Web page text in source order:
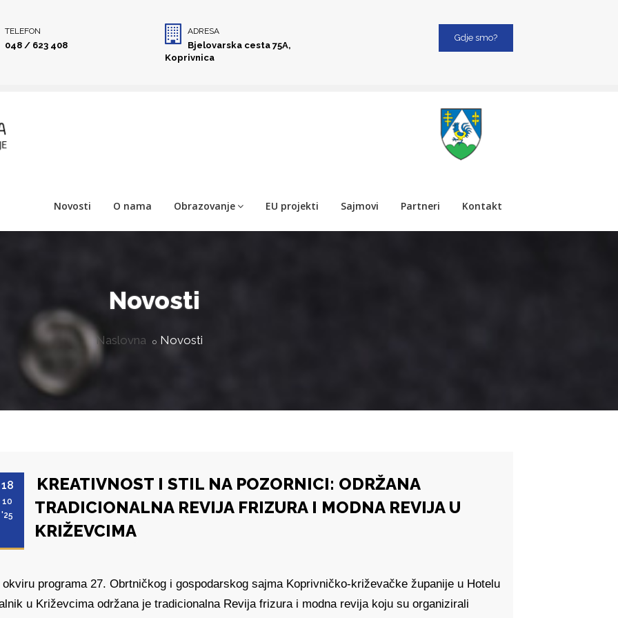
TELEFON
048 / 623 408
ADRESA
Bjelovarska cesta 75A,
Koprivnica
Gdje smo?
Novosti O nama Obrazovanje EU projekti Sajmovi Partneri Kontakt
Novosti
Naslovna Novosti
18
10
'25
KREATIVNOST I STIL NA POZORNICI: ODRŽANA
TRADICIONALNA REVIJA FRIZURA I MODNA REVIJA U
KRIŽEVCIMA
okviru programa 27. Obrtničkog i gospodarskog sajma Koprivničko-križevačke županije u Hotelu
u Križevcima održana je tradicionalna Revija frizura i modna revija koju su organizirali